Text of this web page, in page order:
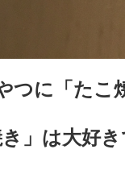
つに「たこ
」は大好き